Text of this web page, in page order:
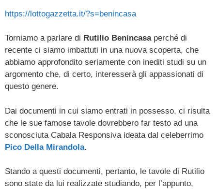
https://lottogazzetta.it/?s=benincasa
Torniamo a parlare di Rutilio Benincasaperché di
recente ci siamo imbattuti in una nuova scoperta, che
abbiamo approfondito seriamente con inediti studi su un
argomento che, di certo, interesserà gli appassionati di
questo genere.
Dai documenti in cui siamo entrati in possesso, ci risulta
che le sue famose tavole dovrebbero far testo ad una
sconosciuta Cabala Responsiva ideata dal celeberrimo
Pico Della Mirandola.
Stando a questi documenti, pertanto, le tavole di Rutilio
sono state da lui realizzate studiando, per l’appunto,